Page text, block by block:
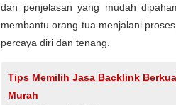
dan penjelasan yang mudah
membantu orang tua menjalani
percaya diri dan tenang.
Tips Memilih Jasa Backlink
Murah